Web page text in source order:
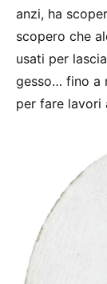
anzi, ha
scopero che
usati per
gesso… fino a
per fare lavori